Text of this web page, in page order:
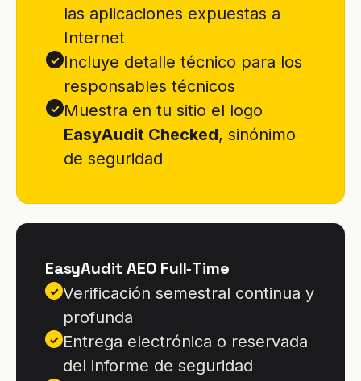
las aplicaciones expuestas a
Internet
✓ Incluye detalle técnico para los
responsables técnicos
✓ Muestra en tu sitio el logo
EasyAudit Checked, sinónimo
de seguridad
EasyAudit AEO Full‑Time
✓ Verificación semestral continua y
profunda
✓ Entrega electrónica o reservada
del informe de seguridad